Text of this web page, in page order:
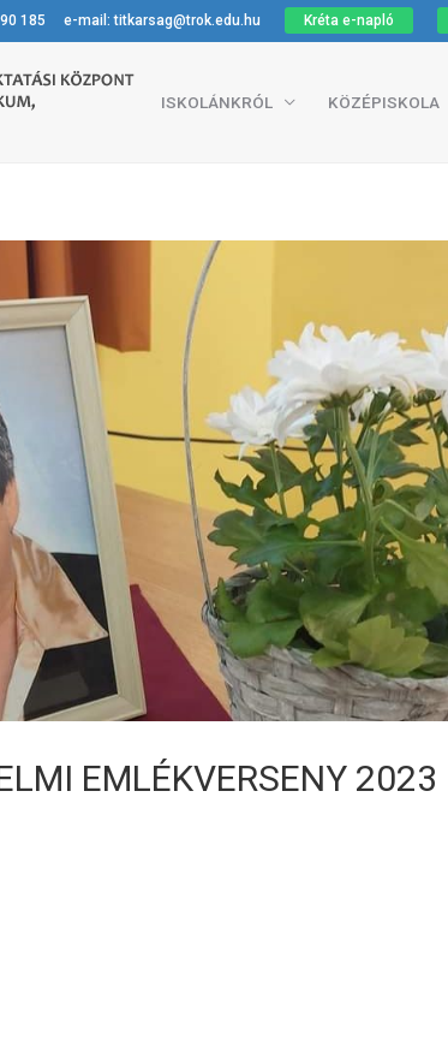
Kréta e-napló
185 e-mail: titkarsag@trok.edu.hu
ISKOLÁNKRÓL KÖZÉPISKOLA
EMLÉKVERSENY 2023